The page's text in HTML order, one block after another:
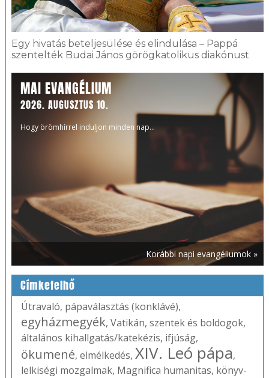
Egy hivatás beteljesülése és elindulása – Pappá
szentelték Budai János görögkatolikus diakónust
MAI EVANGÉLIUM
2026. AUGUSZTUS 10.
Hogy örömhírrel induljon minden nap...
Korábbi napi evangéliumok »
Címkefelhő
Útravaló, pápaválasztás (konklávé),
egyházmegyék, Vatikán, szentek és boldogok,
általános kihallgatás/katekézis, ifjúság,
ökumené, elmélkedés, XIV. Leó pápa,
lelkiségi mozgalmak, Magnifica humanitas, könyv-